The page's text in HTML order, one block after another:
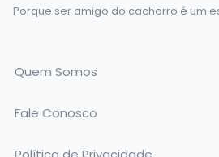
Porque ser amigo do cachorro é um
Quem Somos
Fale Conosco